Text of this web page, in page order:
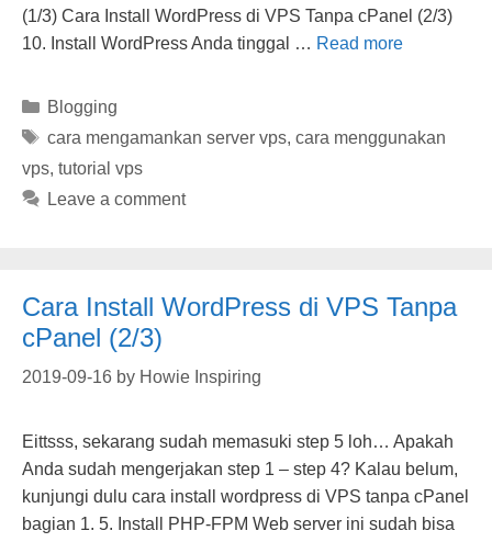
(1/3) Cara Install WordPress di VPS Tanpa cPanel (2/3)
10. Install WordPress Anda tinggal … Read more
Categories
Blogging
Tags
cara mengamankan server vps, cara menggunakan
vps, tutorial vps
Leave a comment
Cara Install WordPress di VPS Tanpa
cPanel (2/3)
2019-09-16 by Howie Inspiring
Eittsss, sekarang sudah memasuki step 5 loh… Apakah
Anda sudah mengerjakan step 1 – step 4? Kalau belum,
kunjungi dulu cara install wordpress di VPS tanpa cPanel
bagian 1. 5. Install PHP-FPM Web server ini sudah bisa